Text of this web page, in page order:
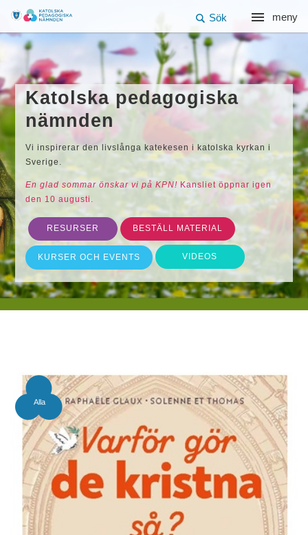
meny
Sök
Katolska pedagogiska
nämnden
Vi inspirerar den livslånga katekesen i katolska kyrkan i
Sverige.
En glad sommar önskar vi på KPN!Kansliet öppnar igen
den 10 augusti.
RESURSER BESTÄLL MATERIAL
KURSER OCH EVENTS VIDEOS
Alla